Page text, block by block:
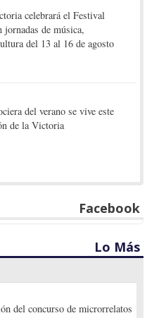
celebrará el Festival
jornadas de música,
del 13 al 16 de agosto
del verano se vive este
de la Victoria
Facebook
Lo Más
del concurso de microrrelatos